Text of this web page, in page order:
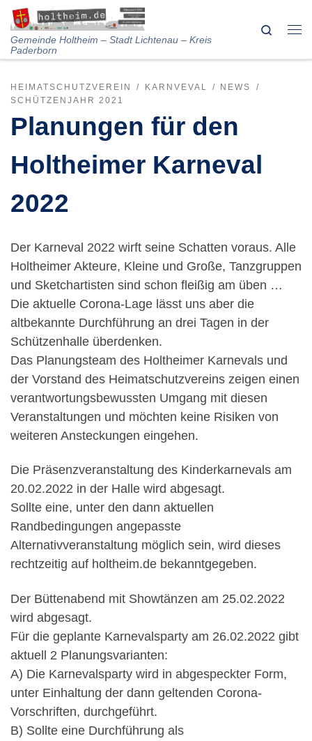
Skip to content
Gemeinde Holtheim – Stadt Lichtenau – Kreis
Paderborn
Search
HEIMATSCHUTZVEREIN KARNVEVAL
NEWS
SCHÜTZENJAHR 2021
Planungen für den
Holtheimer Karneval
2022
Der Karneval 2022 wirft seine Schatten voraus. Alle
Holtheimer Akteure, Kleine und Große, Tanzgruppen
und Sketchartisten sind schon fleißig am üben …
Die aktuelle Corona-Lage lässt uns aber die
altbekannte Durchführung an drei Tagen in der
Schützenhalle überdenken.
Das Planungsteam des Holtheimer Karnevals und
der Vorstand des Heimatschutzvereins zeigen einen
verantwortungsbewussten Umgang mit diesen
Veranstaltungen und möchten keine Risiken von
weiteren Ansteckungen eingehen.
Die Präsenzveranstaltung des Kinderkarnevals am
20.02.2022 in der Halle wird abgesagt.
Sollte eine, unter den dann aktuellen
Randbedingungen angepasste
Alternativveranstaltung möglich sein, wird dieses
rechtzeitig auf holtheim.de bekanntgegeben.
Der Büttenabend mit Showtänzen am 25.02.2022
wird abgesagt.
Für die geplante Karnevalsparty am 26.02.2022 gibt
aktuell 2 Planungsvarianten:
A) Die Karnevalsparty wird in abgespeckter Form,
unter Einhaltung der dann geltenden Corona-
Vorschriften, durchgeführt.
B) Sollte eine Durchführung als